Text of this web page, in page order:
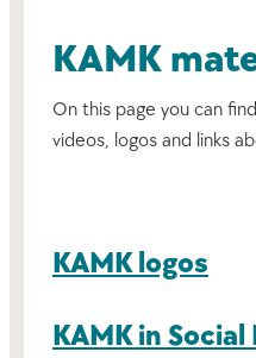
KAMK
On this page you can
videos, logos and links
KAMK logos
KAMK in Social